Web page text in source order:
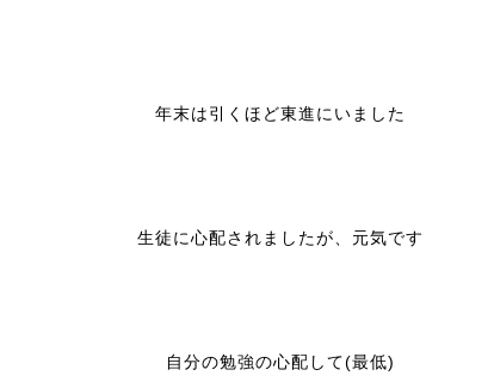
年末は引くほど東進にいました
生徒に心配されましたが、元気です
自分の勉強の心配して(最低)